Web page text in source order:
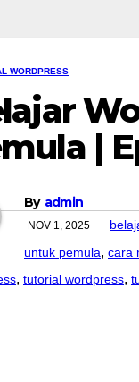
WORDPRESS
|
By admin
NOV 1, 2025
untuk pemula, cara
, tutorial wordpress,